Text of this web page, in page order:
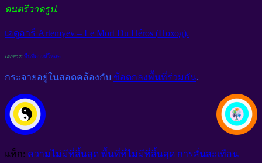
ดนตรีวาดรูป.
เอดูอาร์ Artemyev – Le Mort Du Héros (Поход).
เอกสาร: พื้นที่ดาวน์โหลด
กระจายอยู่ในสอดคล้องกับ ข้อตกลงพื้นที่ร่วมกัน.
แท็ก: ความไม่มีที่สิ้นสุด พื้นที่ที่ไม่มีที่สิ้นสุด การสั่นสะเทือน